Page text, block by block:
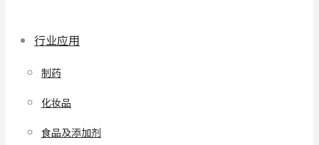
行业应用
制药
化妆品
食品及添加剂